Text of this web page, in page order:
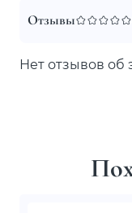
Отзывы
Нет отзывов об